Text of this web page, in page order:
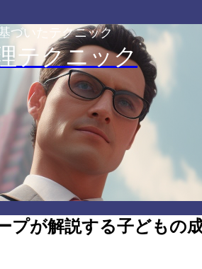
づいたテクニック
テクニック
プが解説する子どもの